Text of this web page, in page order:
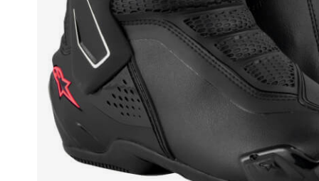
motorhelmen
Dames
motorhelmen
motorhelmen